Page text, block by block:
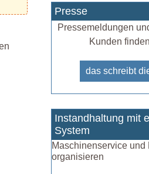
Presse
Pressemeldungen
Kunden
das schreibt
Instandhaltung mit
System
Maschinenservice und
organisieren